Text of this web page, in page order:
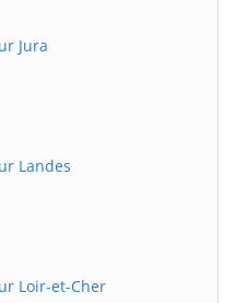
Jura
Landes
Loir-et-Cher